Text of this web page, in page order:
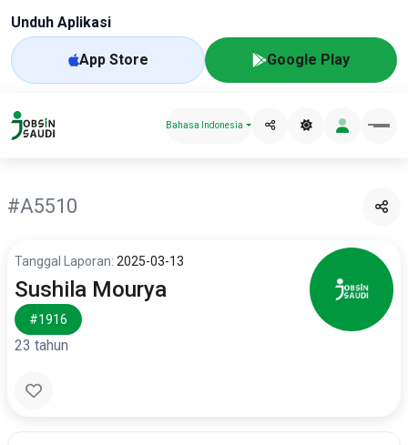
Unduh Aplikasi
App Store Google Play
Bahasa Indonesia
#A5510
Tanggal Laporan: 2025-03-13
Sushila Mourya
#1916
23 tahun